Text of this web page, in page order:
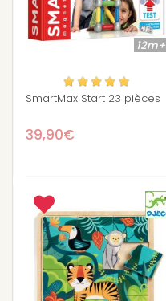
12m+
SmartMax Start 23 pièces
39,90€